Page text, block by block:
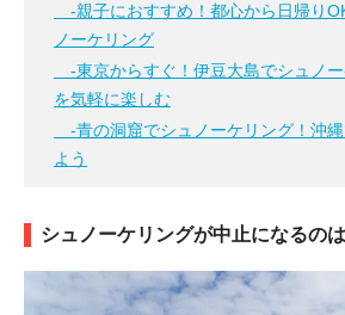
-親子におすすめ！都心から日帰り
ノーケリング
-東京からすぐ！伊豆大島でシュノ
を気軽に楽しむ
-青の洞窟でシュノーケリング！沖
よう
シュノーケリングが中止になるの